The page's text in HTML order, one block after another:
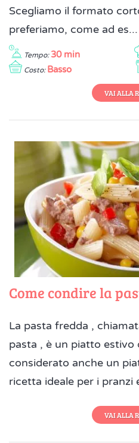
Scegliamo il formato
preferiamo, come ad es...
Tempo: 30 min
Costo: Basso
VAI ALLA
Come condire la
La pasta fredda ,
pasta , è un piatto estivo
considerato anche un
ricetta ideale per i pranzi
VAI ALLA